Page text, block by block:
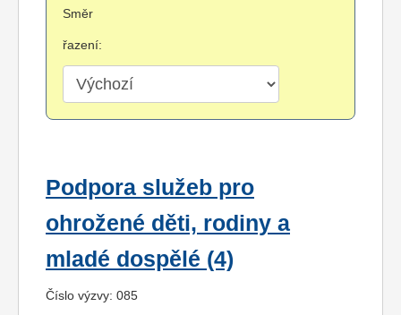
Směr
řazení:
Podpora služeb pro
ohrožené děti, rodiny a
mladé dospělé (4)
Číslo výzvy: 085